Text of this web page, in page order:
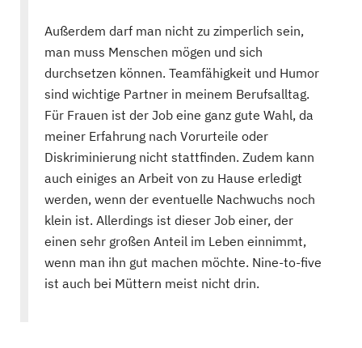
Außerdem darf man nicht zu zimperlich sein,
man muss Menschen mögen und sich
durchsetzen können. Teamfähigkeit und Humor
sind wichtige Partner in meinem Berufsalltag.
Für Frauen ist der Job eine ganz gute Wahl, da
meiner Erfahrung nach Vorurteile oder
Diskriminierung nicht stattfinden. Zudem kann
auch einiges an Arbeit von zu Hause erledigt
werden, wenn der eventuelle Nachwuchs noch
klein ist. Allerdings ist dieser Job einer, der
einen sehr großen Anteil im Leben einnimmt,
wenn man ihn gut machen möchte. Nine-to-five
ist auch bei Müttern meist nicht drin.